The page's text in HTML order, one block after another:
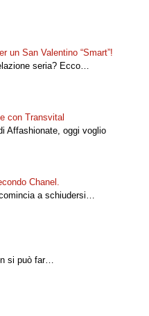
un San Valentino “Smart”!
seria? Ecco…
con Transvital
Affashionate, oggi voglio
Chanel.
a schiudersi…
si può far…